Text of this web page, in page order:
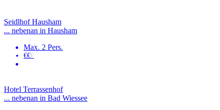
Seidlhof Hausham
... nebenan in Hausham
Max. 2 Pers.
€€€
Hotel Terrassenhof
... nebenan in Bad Wiessee